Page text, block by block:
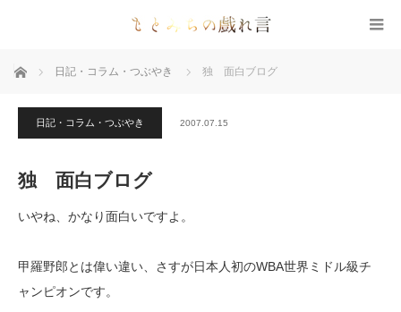
ホーム 日記・コラム・つぶやき 独 面白ブログ
日記・コラム・つぶやき 2007.07.15
独 面白ブログ
いやね、かなり面白いですよ。
甲羅野郎とは偉い違い、さすが日本人初のWBA世界ミドル級チ
ャンピオンです。